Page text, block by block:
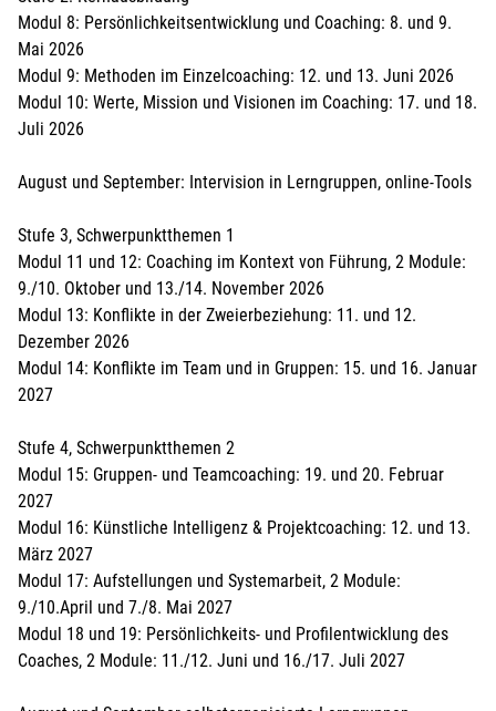
Modul 8: Persönlichkeitsentwicklung und Coaching: 8. und 9.
Mai 2026
Modul 9: Methoden im Einzelcoaching: 12. und 13. Juni 2026
Modul 10: Werte, Mission und Visionen im Coaching: 17. und 18.
Juli 2026
August und September: Intervision in Lerngruppen, online-Tools
Stufe 3, Schwerpunktthemen 1
Modul 11 und 12: Coaching im Kontext von Führung, 2 Module:
9./10. Oktober und 13./14. November 2026
Modul 13: Konflikte in der Zweierbeziehung: 11. und 12.
Dezember 2026
Modul 14: Konflikte im Team und in Gruppen: 15. und 16. Januar
2027
Stufe 4, Schwerpunktthemen 2
Modul 15: Gruppen- und Teamcoaching: 19. und 20. Februar
2027
Modul 16: Künstliche Intelligenz & Projektcoaching: 12. und 13.
März 2027
Modul 17: Aufstellungen und Systemarbeit, 2 Module:
9./10.April und 7./8. Mai 2027
Modul 18 und 19: Persönlichkeits- und Profilentwicklung des
Coaches, 2 Module: 11./12. Juni und 16./17. Juli 2027